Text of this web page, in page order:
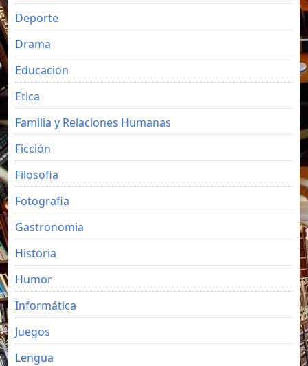
Deporte
Drama
Educacion
Etica
Familia y Relaciones Humanas
Ficción
Filosofia
Fotografia
Gastronomia
Historia
Humor
Informática
Juegos
Lengua